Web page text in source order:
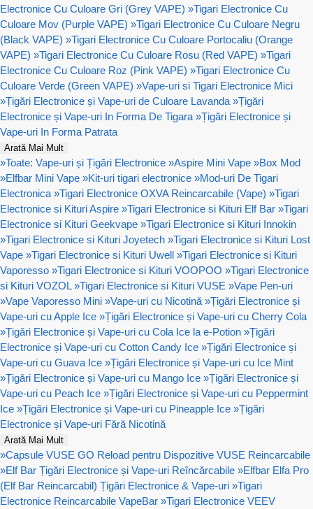
Electronice Cu Culoare Gri (Grey VAPE) »Tigari Electronice Cu
Culoare Mov (Purple VAPE) »Tigari Electronice Cu Culoare Negru
(Black VAPE) »Tigari Electronice Cu Culoare Portocaliu (Orange
VAPE) »Tigari Electronice Cu Culoare Rosu (Red VAPE) »Tigari
Electronice Cu Culoare Roz (Pink VAPE) »Tigari Electronice Cu
Culoare Verde (Green VAPE) »Vape-uri si Tigari Electronice Mici
»Țigări Electronice și Vape-uri de Culoare Lavanda »Țigări
Electronice și Vape-uri In Forma De Tigara »Țigări Electronice și
Vape-uri In Forma Patrata
Arată Mai Mult
»Toate: Vape-uri și Țigări Electronice »Aspire Mini Vape »Box Mod
»Elfbar Mini Vape »Kit-uri tigari electronice »Mod-uri De Tigari
Electronica »Tigari Electronice OXVA Reincarcabile (Vape) »Tigari
Electronice si Kituri Aspire »Tigari Electronice si Kituri Elf Bar »Tigari
Electronice si Kituri Geekvape »Tigari Electronice si Kituri Innokin
»Tigari Electronice si Kituri Joyetech »Tigari Electronice si Kituri Lost
Vape »Tigari Electronice si Kituri Uwell »Tigari Electronice si Kituri
Vaporesso »Tigari Electronice si Kituri VOOPOO »Tigari Electronice
si Kituri VOZOL »Tigari Electronice si Kituri VUSE »Vape Pen-uri
»Vape Vaporesso Mini »Vape-uri cu Nicotină »Țigări Electronice și
Vape-uri cu Apple Ice »Țigări Electronice și Vape-uri cu Cherry Cola
»Țigări Electronice și Vape-uri cu Cola Ice la e-Potion »Țigări
Electronice și Vape-uri cu Cotton Candy Ice »Țigări Electronice și
Vape-uri cu Guava Ice »Țigări Electronice și Vape-uri cu Ice Mint
»Țigări Electronice și Vape-uri cu Mango Ice »Țigări Electronice și
Vape-uri cu Peach Ice »Țigări Electronice și Vape-uri cu Peppermint
Ice »Țigări Electronice și Vape-uri cu Pineapple Ice »Țigări
Electronice și Vape-uri Fără Nicotină
Arată Mai Mult
»Capsule VUSE GO Reload pentru Dispozitive VUSE Reincarcabile
»Elf Bar Țigări Electronice și Vape-uri Reîncărcabile »Elfbar Elfa Pro
(Elf Bar Reincarcabil) Țigări Electronice & Vape-uri »Tigari
Electronice Reincarcabile VapeBar »Tigari Electronice VEEV